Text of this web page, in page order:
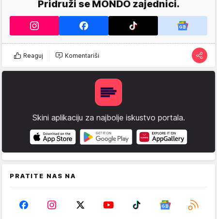
Pridruži se MONDO zajednici.
Reaguj Komentariši
Skini aplikaciju za najbolje iskustvo portala.
PRATITE NAS NA